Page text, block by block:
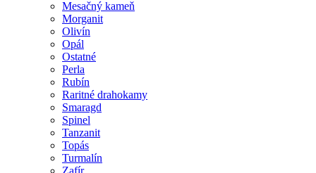
Mesačný kameň
Morganit
Olivín
Opál
Ostatné
Perla
Rubín
Raritné drahokamy
Smaragd
Spinel
Tanzanit
Topás
Turmalín
Zafír